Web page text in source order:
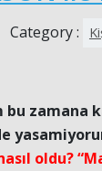
Category :
bu zamana
oldu?